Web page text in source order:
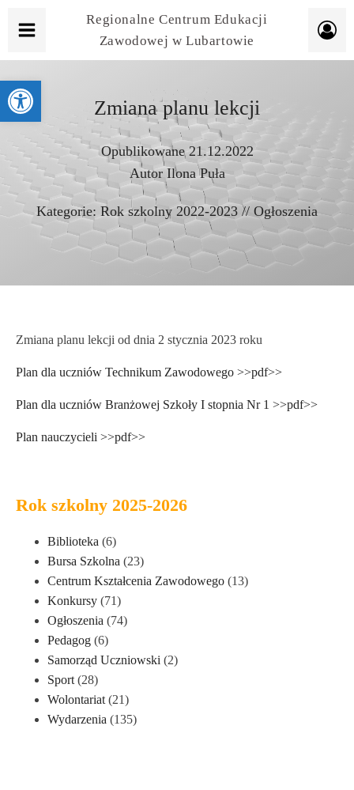
Regionalne Centrum Edukacji
Zawodowej w Lubartowie
Zmiana planu lekcji
Opublikowane 21.12.2022
AutorIlona Puła
Kategorie: Rok szkolny 2022-2023 // Ogłoszenia
Rok szkolny 2025-2026
Biblioteka (6)
Bursa Szkolna (23)
Centrum Kształcenia Zawodowego (13)
Konkursy (71)
Ogłoszenia (74)
Pedagog (6)
Samorząd Uczniowski (2)
Sport (28)
Wolontariat (21)
Wydarzenia (135)
Zmiana planu lekcji od dnia 2 stycznia 2023 roku
Plan dla uczniów Technikum Zawodowego >>pdf>>
Plan dla uczniów Branżowej Szkoły I stopnia Nr 1 >>pdf>>
Plan nauczycieli >>pdf>>
Otwórz pasek narzędzi